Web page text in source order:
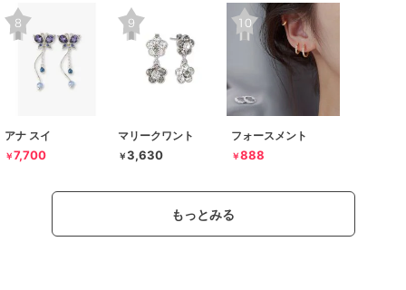
アナ スイ
￥7,700
マリークワント
￥3,630
フォースメント
￥888
もっとみる